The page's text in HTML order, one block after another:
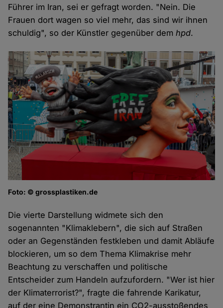
Führer im Iran, sei er gefragt worden. "Nein. Die
Frauen dort wagen so viel mehr, das sind wir ihnen
schuldig", so der Künstler gegenüber demhpd.
Foto: © grossplastiken.de
Die vierte Darstellung widmete sich den
sogenannten "Klimaklebern", die sich auf Straßen
oder an Gegenständen festkleben und damit Abläufe
blockieren, um so dem Thema Klimakrise mehr
Beachtung zu verschaffen und politische
Entscheider zum Handeln aufzufordern. "Wer ist hier
der Klimaterrorist?", fragte die fahrende Karikatur,
auf der eine Demonstrantin ein CO2-ausstoßendes